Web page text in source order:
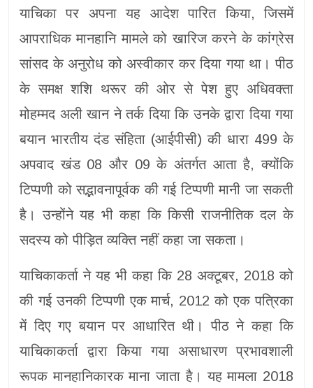
याचिका पर अपना यह आदेश पारित किया, जिसमें
आपराधिक मानहानि मामले को खारिज करने के कांग्रेस
सांसद के अनुरोध को अस्वीकार कर दिया गया था। पीठ
के समक्ष शशि थरूर की ओर से पेश हुए अधिवक्ता
मोहम्मद अली खान ने तर्क दिया कि उनके द्वारा दिया गया
बयान भारतीय दंड संहिता (आईपीसी) की धारा 499 के
अपवाद खंड 08 और 09 के अंतर्गत आता है, क्योंकि
टिप्पणी को सद्भावनापूर्वक की गई टिप्पणी मानी जा सकती
है। उन्होंने यह भी कहा कि किसी राजनीतिक दल के
सदस्य को पीड़ित व्यक्ति नहीं कहा जा सकता।
याचिकाकर्ता ने यह भी कहा कि 28 अक्टूबर, 2018 को
की गई उनकी टिप्पणी एक मार्च, 2012 को एक पत्रिका
में दिए गए बयान पर आधारित थी। पीठ ने कहा कि
याचिकाकर्ता द्वारा किया गया असाधारण प्रभावशाली
रूपक मानहानिकारक माना जाता है। यह मामला 2018